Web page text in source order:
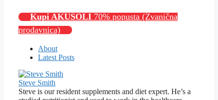
Kupi AKUSOLI 70% popusta (Zvanična
prodavnica)
About
Latest Posts
Steve Smith
Steve is our resident supplements and diet expert. He’s a